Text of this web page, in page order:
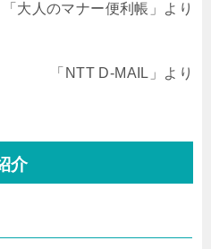
「大人のマナー便利帳」より
「NTT D-MAIL」より
介